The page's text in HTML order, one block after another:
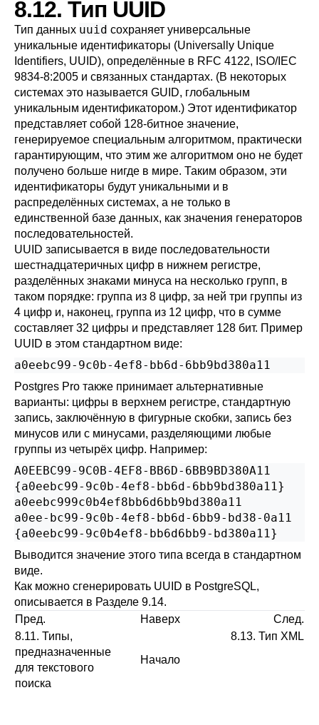
8.12. Тип UUID
Тип данных uuid сохраняет универсальные
уникальные идентификаторы (Universally Unique
Identifiers, UUID), определённые в RFC 4122, ISO/IEC
9834-8:2005 и связанных стандартах. (В некоторых
системах это называется GUID, глобальным
уникальным идентификатором.) Этот идентификатор
представляет собой 128-битное значение,
генерируемое специальным алгоритмом, практически
гарантирующим, что этим же алгоритмом оно не будет
получено больше нигде в мире. Таким образом, эти
идентификаторы будут уникальными и в
распределённых системах, а не только в
единственной базе данных, как значения генераторов
последовательностей.
UUID записывается в виде последовательности
шестнадцатеричных цифр в нижнем регистре,
разделённых знаками минуса на несколько групп, в
таком порядке: группа из 8 цифр, за ней три группы из
4 цифр и, наконец, группа из 12 цифр, что в сумме
составляет 32 цифры и представляет 128 бит. Пример
UUID в этом стандартном виде:
a0eebc99-9c0b-4ef8-bb6d-6bb9bd380a11
Postgres Pro также принимает альтернативные
варианты: цифры в верхнем регистре, стандартную
запись, заключённую в фигурные скобки, запись без
минусов или с минусами, разделяющими любые
группы из четырёх цифр. Например:
A0EEBC99-9C0B-4EF8-BB6D-6BB9BD380A11
{a0eebc99-9c0b-4ef8-bb6d-6bb9bd380a11}
a0eebc999c0b4ef8bb6d6bb9bd380a11
a0ee-bc99-9c0b-4ef8-bb6d-6bb9-bd38-0a11
{a0eebc99-9c0b4ef8-bb6d6bb9-bd380a11}
Выводится значение этого типа всегда в стандартном
виде.
Как можно сгенерировать UUID в PostgreSQL,
описывается в Разделе 9.14.
Пред.
Наверх
След.
8.11. Типы,
предназначенные
для текстового
поиска
Начало
8.13. Тип XML